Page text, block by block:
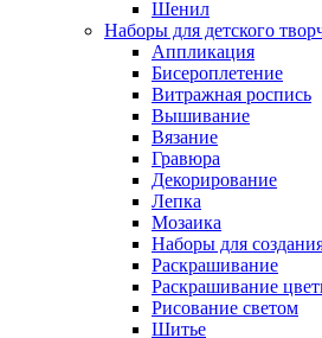
Шенил
Наборы для детского
Аппликация
Бисероплетение
Витражная роспись
Вышивание
Вязание
Гравюра
Декорирование
Лепка
Мозаика
Наборы для
Раскрашивание
Раскрашивание
Рисование светом
Шитье